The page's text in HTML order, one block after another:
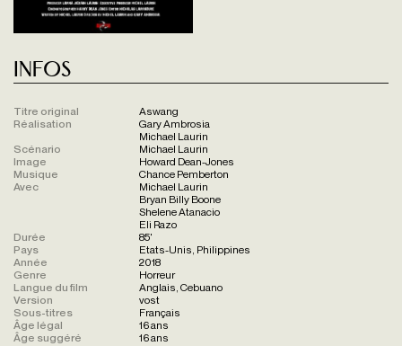
Infos
Titre original
Aswang
Réalisation
Gary Ambrosia
Michael Laurin
Scénario
Michael Laurin
Image
Howard Dean-Jones
Musique
Chance Pemberton
Avec
Michael Laurin
Bryan Billy Boone
Shelene Atanacio
Eli Razo
Durée
85'
Pays
Etats-Unis, Philippines
Année
2018
Genre
Horreur
Langue du film
Anglais, Cebuano
Version
vost
Sous-titres
Français
Âge légal
16 ans
Âge suggéré
16 ans